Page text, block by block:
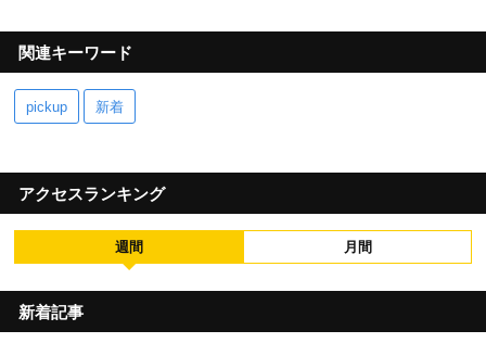
関連キーワード
pickup 新着
アクセスランキング
週間 月間
新着記事